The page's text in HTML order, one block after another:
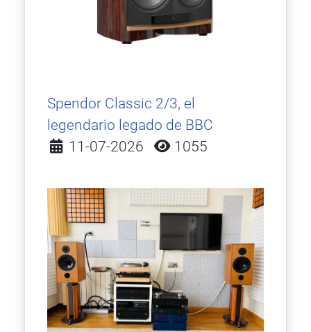
Spendor Classic 2/3, el
legendario legado de BBC
Detalles
11-07-2026 1055